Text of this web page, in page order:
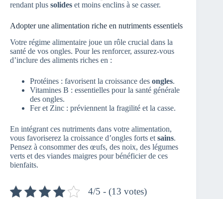
rendant plus solides et moins enclins à se casser.
Adopter une alimentation riche en nutriments essentiels
Votre régime alimentaire joue un rôle crucial dans la
santé de vos ongles. Pour les renforcer, assurez-vous
d’inclure des aliments riches en :
Protéines : favorisent la croissance des ongles.
Vitamines B : essentielles pour la santé générale
des ongles.
Fer et Zinc : préviennent la fragilité et la casse.
En intégrant ces nutriments dans votre alimentation,
vous favoriserez la croissance d’ongles forts et sains.
Pensez à consommer des œufs, des noix, des légumes
verts et des viandes maigres pour bénéficier de ces
bienfaits.
4/5 - (13 votes)